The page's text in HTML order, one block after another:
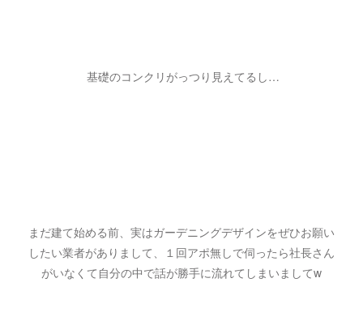
基礎のコンクリがっつり見えてるし…
まだ建て始める前、実はガーデニングデザインをぜひお願い
したい業者がありまして、１回アポ無しで伺ったら社長さん
がいなくて自分の中で話が勝手に流れてしまいましてw